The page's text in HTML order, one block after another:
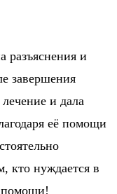
разъяснения и
завершения
и дала
её помощи
кто нуждается в
помощи!